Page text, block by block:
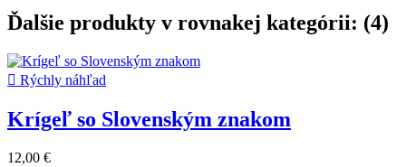
Ďalšie produkty v rovnakej kategórii: (4)
 Rýchly náhľad
Krígeľ so Slovenským znakom
12,00 €